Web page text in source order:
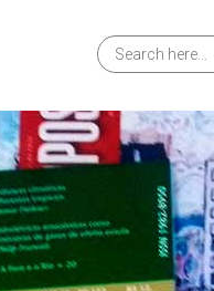
Search
for: